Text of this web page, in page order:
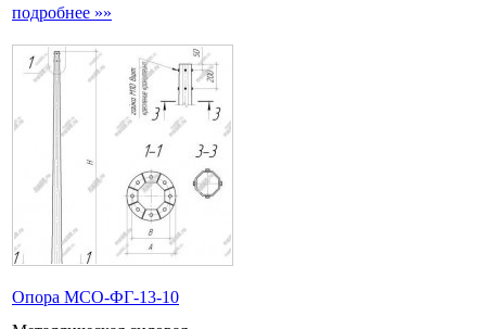
подробнее »»
Опора МCО-ФГ-13-10